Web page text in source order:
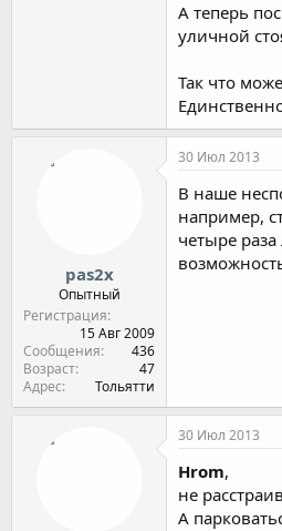
А теперь
уличной
Так что
pas2x
Опытный
Регистрация
15 Авг 2009
Сообщения
436
Возраст
47
Адрес
Тольятти
30 Июл 2013
В наше
например,
четыре
30 Июл 2013
Hrom,
не
А